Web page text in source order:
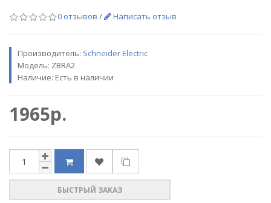
0 отзывов / Написать отзыв
Производитель: Schneider Electric
Модель: ZBRA2
Наличие: Есть в наличии
1965р.
БЫСТРЫЙ ЗАКАЗ